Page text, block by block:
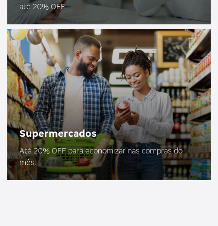
até 20% OFF.
Supermercados
Até 20% OFF para economizar nas compras do
mês.